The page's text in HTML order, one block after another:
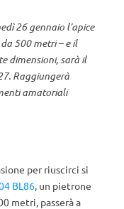
26 gennaio l’apice
500 metri – e il
dimensioni, sarà il
Raggiungerà
amatoriali
per riuscirci si
BL86, un pietrone
metri, passerà a